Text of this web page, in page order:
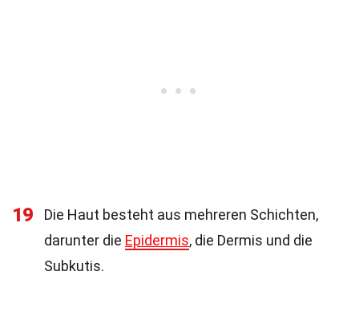
19
Die Haut besteht aus mehreren Schichten,
darunter die Epidermis, die Dermis und die
Subkutis.